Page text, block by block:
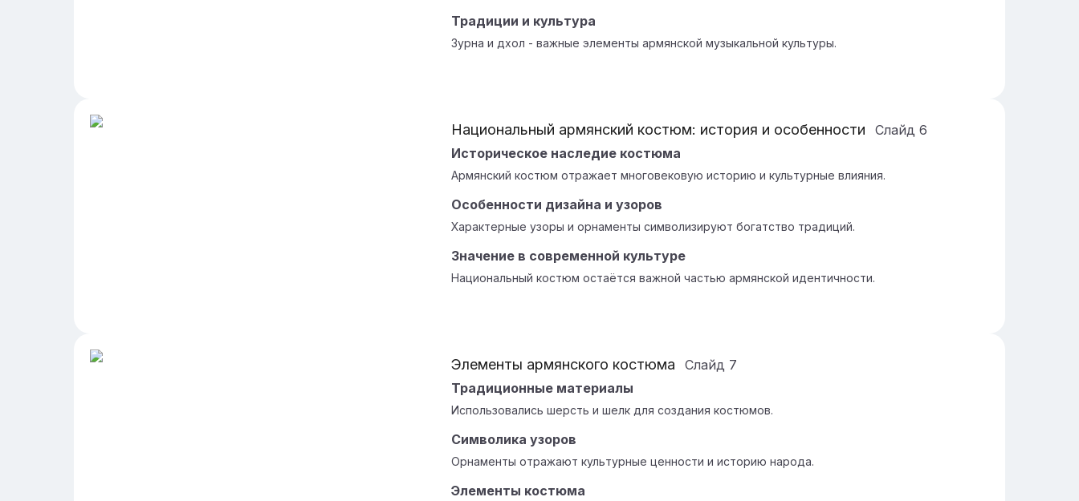
Традиции и культура
Зурна и дхол - важные элементы армянской музыкальной культуры.
Национальный армянский костюм: история и особенности Слайд 6
Историческое наследие костюма
Армянский костюм отражает многовековую историю и культурные влияния.
Особенности дизайна и узоров
Характерные узоры и орнаменты символизируют богатство традиций.
Значение в современной культуре
Национальный костюм остаётся важной частью армянской идентичности.
Элементы армянского костюма Слайд 7
Традиционные материалы
Использовались шерсть и шелк для создания костюмов.
Символика узоров
Орнаменты отражают культурные ценности и историю народа.
Элементы костюма